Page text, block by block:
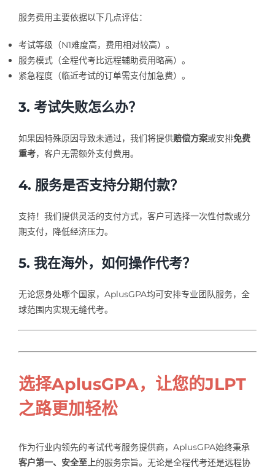
服务费用主要依据以下几点评估：
考试等级（N1难度高，费用相对较高）。
服务模式（全程代考比远程辅助费用略高）。
紧急程度（临近考试的订单需支付加急费）。
3. 考试失败怎么办？
如果因特殊原因导致未通过，我们将提供赔偿方案或安排免费
重考，客户无需额外支付费用。
4. 服务是否支持分期付款？
支持！我们提供灵活的支付方式，客户可选择一次性付款或分
期支付，降低经济压力。
5. 我在海外，如何操作代考？
无论您身处哪个国家，AplusGPA均可安排专业团队服务，全
球范围内实现无缝代考。
选择AplusGPA，让您的JLPT
之路更加轻松
作为行业内领先的考试代考服务提供商，AplusGPA始终秉承
客户第一、安全至上的服务宗旨。无论是全程代考还是远程协